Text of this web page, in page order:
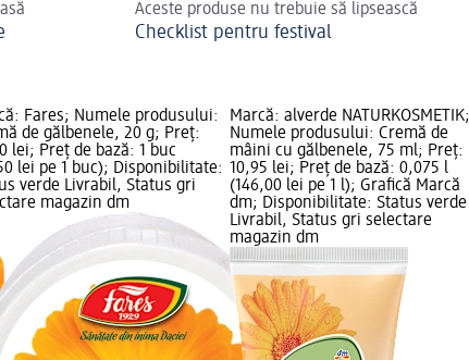
Aceste produse nu trebuie să lipsească
Checklist pentru festival
Fares; Numele produsului:
de gălbenele, 20 g; Preț:
lei; Preț de bază: 1 buc
lei pe 1 buc); Disponibilitate:
verde Livrabil, Status gri
magazin dm
Marcă: alverde NATURKOSMETIK;
Numele produsului: Cremă de
mâini cu gălbenele, 75 ml; Preț:
10,95 lei; Preț de bază: 0,075 l
(146,00 lei pe 1 l); Grafică Marcă
dm; Disponibilitate: Status verde
Livrabil, Status gri selectare
magazin dm